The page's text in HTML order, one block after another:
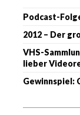
Podcast-
2012 – Der
VHS-
lieber
Gewinnspiel: